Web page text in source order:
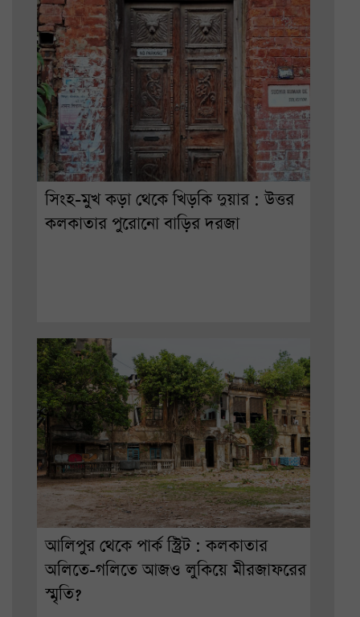
সিংহ-মুখ কড়া থেকে খিড়কি দুয়ার : উত্তর
কলকাতার পুরোনো বাড়ির দরজা
আলিপুর থেকে পার্ক স্ট্রিট : কলকাতার
অলিতে-গলিতে আজও লুকিয়ে মীরজাফরের
স্মৃতি?